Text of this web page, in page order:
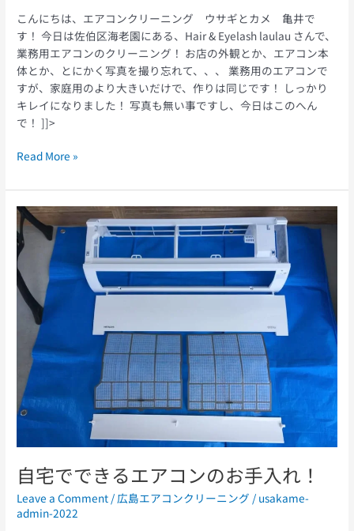
こんにちは、エアコンクリーニング ウサギとカメ 亀井で
す！ 今日は佐伯区海老園にある、Hair & Eyelash laulau さんで、
業務用エアコンのクリーニング！ お店の外観とか、エアコン本
体とか、とにかく写真を撮り忘れて、、、 業務用のエアコンで
すが、家庭用のより大きいだけで、作りは同じです！ しっかり
キレイになりました！ 写真も無い事ですし、今日はこのへん
で！ ]]>
Read More »
自宅でできるエアコンのお手入れ！
Leave a Comment / 広島エアコンクリーニング / usakame-
admin-2022
自
宅
で
で
き
る
の
お